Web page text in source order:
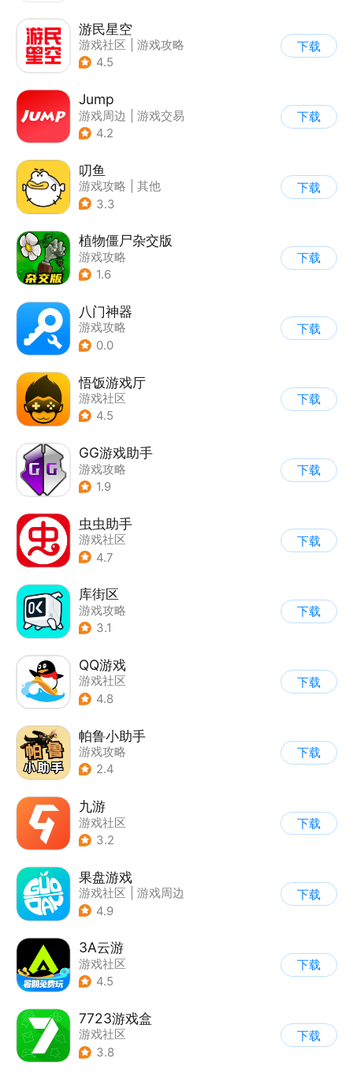
游民星空
游戏社区
游戏攻略
4.5
下载
Jump
游戏周边
游戏交易
| 游戏社区
4.2
下载
叨鱼
游戏攻略
其他
3.3
下载
植物僵尸杂交版
游戏攻略
1.6
下载
八门神器
游戏攻略
0.0
下载
悟饭游戏厅
游戏社区
4.5
下载
GG游戏助手
游戏攻略
1.9
下载
虫虫助手
游戏社区
4.7
下载
库街区
游戏攻略
3.1
下载
QQ游戏
游戏社区
4.8
下载
帕鲁小助手
游戏攻略
2.4
下载
九游
游戏社区
3.2
下载
果盘游戏
游戏社区
游戏周边
4.9
下载
3A云游
游戏社区
4.5
下载
7723游戏盒
游戏社区
3.8
下载